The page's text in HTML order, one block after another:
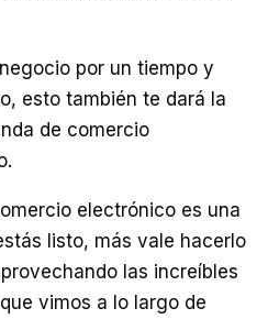
por un tiempo y
esto también te dará la
de comercio
electrónico es una
listo, más vale hacerlo
las increíbles
vimos a lo largo de